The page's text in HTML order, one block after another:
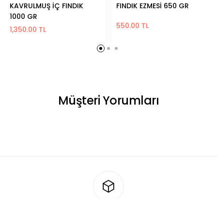
KAVRULMUŞ İÇ FINDIK
1000 GR
1,350.00 TL
FINDIK EZMESİ 650 GR
550.00 TL
Müşteri Yorumları